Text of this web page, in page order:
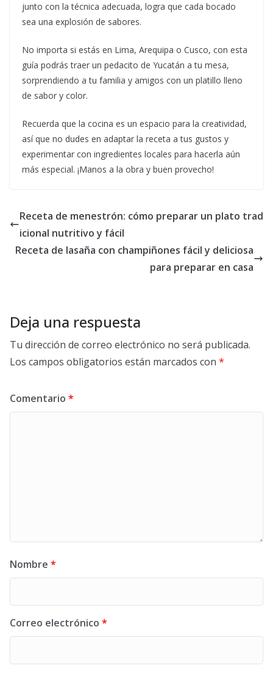
junto con la técnica adecuada, logra que cada bocado
sea una explosión de sabores.
No importa si estás en Lima, Arequipa o Cusco, con esta
guía podrás traer un pedacito de Yucatán a tu mesa,
sorprendiendo a tu familia y amigos con un platillo lleno
de sabor y color.
Recuerda que la cocina es un espacio para la creatividad,
así que no dudes en adaptar la receta a tus gustos y
experimentar con ingredientes locales para hacerla aún
más especial. ¡Manos a la obra y buen provecho!
Receta de menestrón: cómo preparar un plato trad
icional nutritivo y fácil
Receta de lasaña con champiñones fácil y deliciosa
para preparar en casa
Deja una respuesta
Tu dirección de correo electrónico no será publicada.
Los campos obligatorios están marcados con *
Comentario *
Nombre *
Correo electrónico *